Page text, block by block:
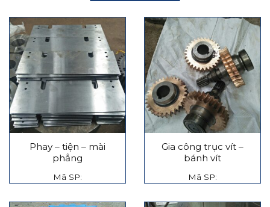
Phay – tiện – mài
phẳng
Mã SP:
Gia công trục vít –
bánh vít
Mã SP: